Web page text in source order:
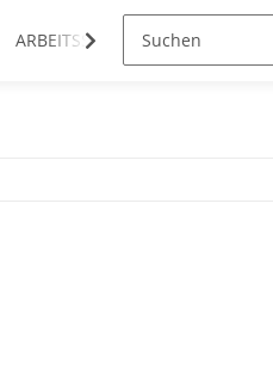
ARBEITSSCHUTZ